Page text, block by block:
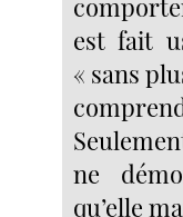
est fait
« sans
ne
qu’elle